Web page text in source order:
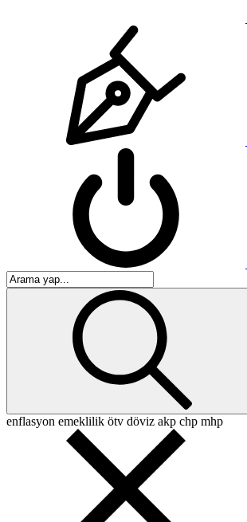
enflasyon emeklilik ötv döviz akp chp mhp